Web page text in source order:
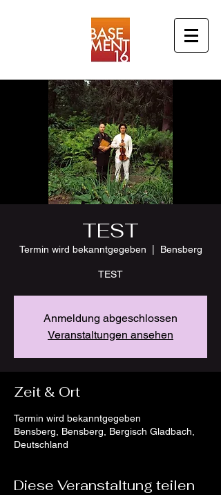
TEST
Termin wird bekanntgegeben Bensberg
TEST
Anmeldung abgeschlossen
Veranstaltungen ansehen
Zeit & Ort
Termin wird bekanntgegeben
Bensberg, Bensberg, Bergisch Gladbach,
Deutschland
Diese Veranstaltung teilen